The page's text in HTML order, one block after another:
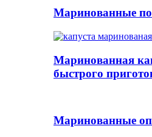
Маринованные
Маринованная
быстрого
Маринованные